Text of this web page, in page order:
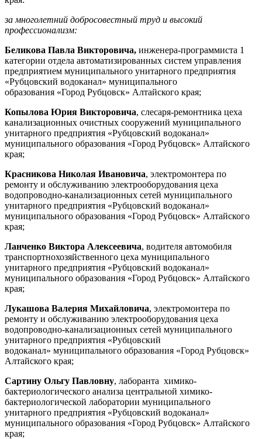
за многолетний добросовестный труд и высокий
профессионализм:
Беликова Павла Викторовича, инженера-программиста 1
категории отдела автоматизированных систем управления
предприятием муниципального унитарного предприятия
«Рубцовский водоканал» муниципального
образования «Город Рубцовск» Алтайского края;
Копылова Юрия Викторовича, слесаря-ремонтника цеха
канализационных очистных сооружений муниципального
унитарного предприятия «Рубцовский водоканал»
муниципального образования «Город Рубцовск» Алтайского
края;
Красникова Николая Ивановича, электромонтера по
ремонту и обслуживанию электрооборудования цеха
водопроводно-канализационных сетей муниципального
унитарного предприятия «Рубцовский водоканал»
муниципального образования «Город Рубцовск» Алтайского
края;
Ланченко Виктора Алексеевича, водителя автомобиля
транспортнохозяйственного цеха муниципального
унитарного предприятия «Рубцовский водоканал»
муниципального образования «Город Рубцовск» Алтайского
края;
Лукашова Валерия Михайловича, электромонтера по
ремонту и обслуживанию электрооборудования цеха
водопроводно-канализационных сетей муниципального
унитарного предприятия «Рубцовский
водоканал» муниципального образования «Город Рубцовск»
Алтайского края;
Сартину Ольгу Павловну, лаборанта химико-
бактериологического анализа центральной химико-
бактериологической лаборатории муниципального
унитарного предприятия «Рубцовский водоканал»
муниципального образования «Город Рубцовск» Алтайского
края;